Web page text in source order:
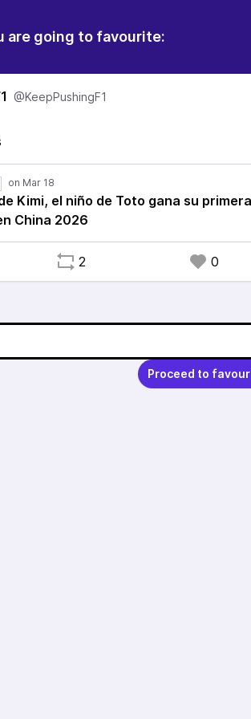
are going to favourite:
@KeepPushingF1
Kimi, el niño de Toto gana su
China 2026
2 0
Proceed to